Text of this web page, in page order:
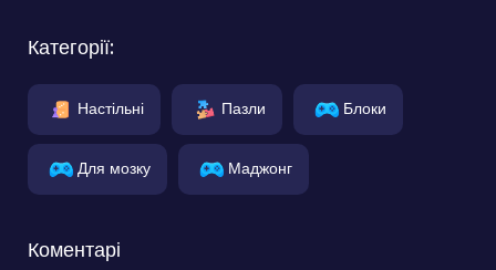
Категорії:
Настільні Пазли Блоки
Для мозку Маджонг
Коментарі